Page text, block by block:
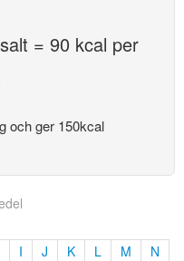
= 90 kcal per
och ger 150kcal
I J K L M
N